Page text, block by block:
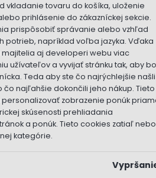
vkladanie tovaru do košíka, uloženie
prihlásenie do zákazníckej sekcie.
prispôsobiť správanie alebo vzhľad
potrieb, napríklad voľba jazyka. Vďaka
aj developeri webu viac
užívateľov a vyvijať stránku tak, aby
Teda aby ste čo najrýchlejšie našli
najľahšie dokončili jeho nákup. Tieto
zobrazenie ponúk
skúsenosti prehliadania
a ponúk. Tieto cookies zatiaľ
kategórie.